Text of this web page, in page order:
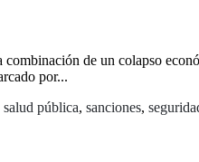
de un colapso
por...
salud pública, sanciones,